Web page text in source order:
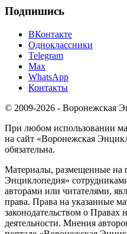
Подпишись
ВКонтакте
Одноклассники
Telegram
Max
WhatsApp
Контакты
© 2009-2026 - Воронежская
При любом использовании
на сайт «Воронежская
обязательна.
Материалы, размещенные на
Энциклопедия»
авторами или читателями,
права. Права на указанные
законодательством о Правах
деятельности. Мнения